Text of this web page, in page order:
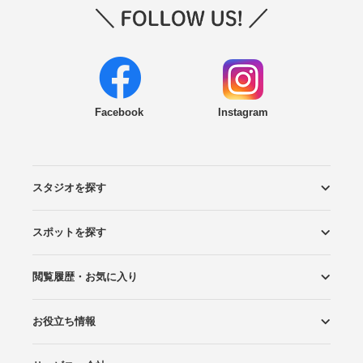
Facebook Instagram
スタジオを探す
エリアから探す
こだわりから探す
NEW PHOTO STYLE
プランから探す
フォトタイプ診断
フォトグラファーから探す
国内リゾートから探す
スポットを探す
ロケーションから探す
スタジオから探す
閲覧履歴・お気に入り
閲覧スタジオ
お気に入り
お役立ち情報